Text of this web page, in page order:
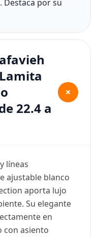
Destaca por su
22.4 a
+
líneas
ajustable blanco
aporta lujo
Su elegante
en
con asiento